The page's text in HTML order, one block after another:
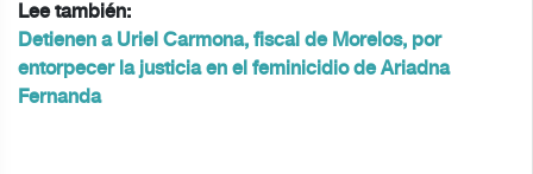
Lee también:
Detienen a Uriel Carmona, fiscal de Morelos, por
entorpecer la justicia en el feminicidio de Ariadna
Fernanda